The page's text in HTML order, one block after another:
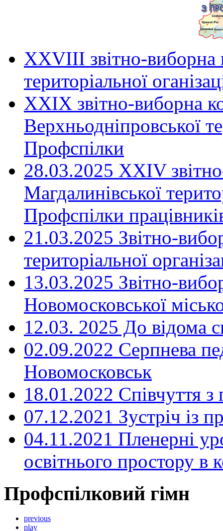
ХХVIII звітно-виборна
територіальної
XXIX звітно-виборна
Верхньодніпровської
Профспілки
28.03.2025 ХХІV
Магдалинівської
Профспілки
21.03.2025 Звітно-
територіальної
13.03.2025 Звітно-
Новомосковської
12.03. 2025 До відома
02.09.2022 Серпнева
Новомосковськ
18.01.2022 Співчуття з
07.12.2021 Зустріч із
04.11.2021 Пленерні
освітнього простору
Профспілковий гімн
previous
play